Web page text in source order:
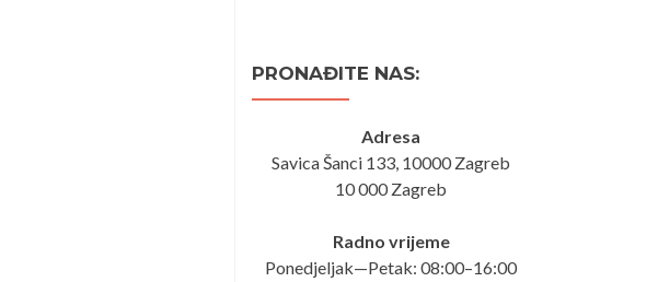
PRONAĐITE NAS:
Adresa
Savica Šanci 133, 10000 Zagreb
10 000 Zagreb
Radno vrijeme
Ponedjeljak—Petak: 08:00–16:00